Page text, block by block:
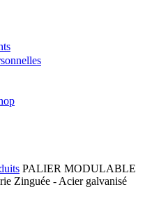
PALIER MODULABLE
Zinguée - Acier galvanisé